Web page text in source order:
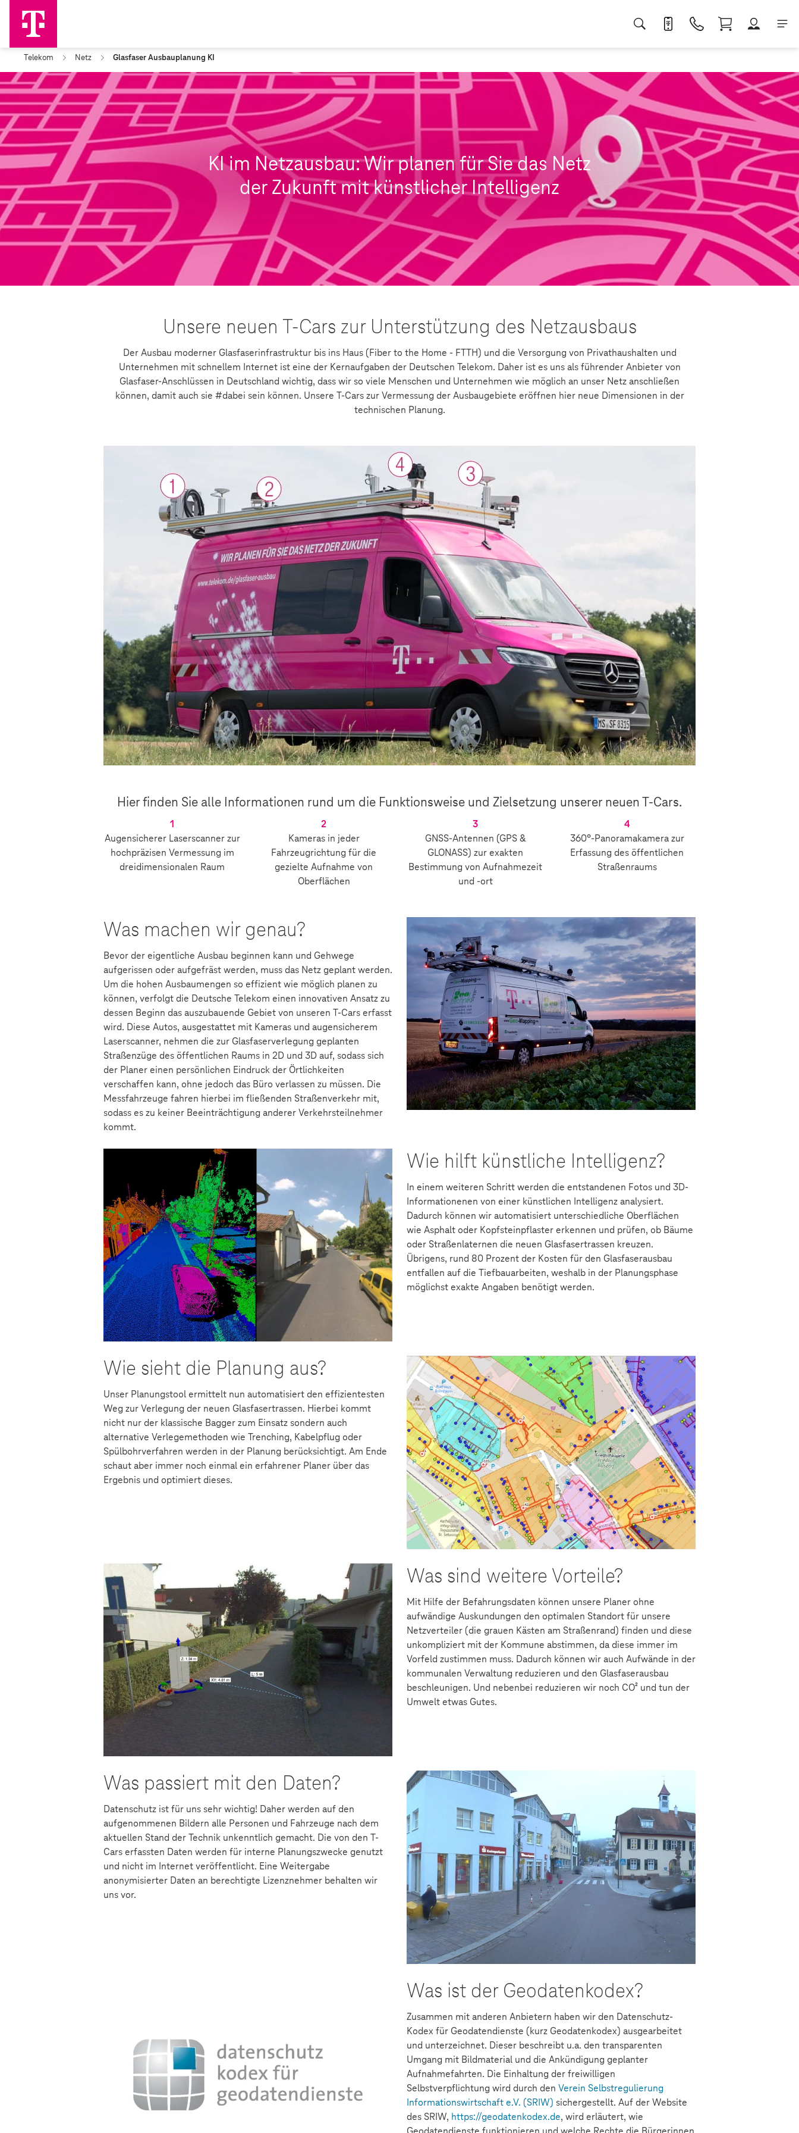
Telekom Netz Glasfaser Ausbauplanung KI
KI im Netzausbau: Wir planen für Sie das Netz
der Zukunft mit künstlicher Intelligenz
Unsere neuen T-Cars zur Unterstützung des Netzausbaus
Der Ausbau moderner Glasfaserinfrastruktur bis ins Haus (Fiber to the Home - FTTH) und die Versorgung von Privathaushalten und
Unternehmen mit schnellem Internet ist eine der Kernaufgaben der Deutschen Telekom. Daher ist es uns als führender Anbieter von
Glasfaser-Anschlüssen in Deutschland wichtig, dass wir so viele Menschen und Unternehmen wie möglich an unser Netz anschließen
können, damit auch sie #dabei sein können. Unsere T-Cars zur Vermessung der Ausbaugebiete eröffnen hier neue Dimensionen in der
technischen Planung.
Hier finden Sie alle Informationen rund um die Funktionsweise und Zielsetzung unserer neuen T-Cars.
1
Augensicherer Laserscanner zur
hochpräzisen Vermessung im
dreidimensionalen Raum
2
Kameras in jeder
Fahrzeugrichtung für die
gezielte Aufnahme von
Oberflächen
3
GNSS-Antennen (GPS &
GLONASS) zur exakten
Bestimmung von Aufnahmezeit
und -ort
4
360°-Panoramakamera zur
Erfassung des öffentlichen
Straßenraums
Was machen wir genau?
Bevor der eigentliche Ausbau beginnen kann und Gehwege
aufgerissen oder aufgefräst werden, muss das Netz geplant werden.
Um die hohen Ausbaumengen so effizient wie möglich planen zu
können, verfolgt die Deutsche Telekom einen innovativen Ansatz zu
dessen Beginn das auszubauende Gebiet von unseren T-Cars erfasst
wird. Diese Autos, ausgestattet mit Kameras und augensicherem
Laserscanner, nehmen die zur Glasfaserverlegung geplanten
Straßenzüge des öffentlichen Raums in 2D und 3D auf, sodass sich
der Planer einen persönlichen Eindruck der Örtlichkeiten
verschaffen kann, ohne jedoch das Büro verlassen zu müssen. Die
Messfahrzeuge fahren hierbei im fließenden Straßenverkehr mit,
sodass es zu keiner Beeinträchtigung anderer Verkehrsteilnehmer
kommt.
Wie hilft künstliche Intelligenz?
In einem weiteren Schritt werden die entstandenen Fotos und 3D-
Informationenen von einer künstlichen Intelligenz analysiert.
Dadurch können wir automatisiert unterschiedliche Oberflächen
wie Asphalt oder Kopfsteinpflaster erkennen und prüfen, ob Bäume
oder Straßenlaternen die neuen Glasfasertrassen kreuzen.
Übrigens, rund 80 Prozent der Kosten für den Glasfaserausbau
entfallen auf die Tiefbauarbeiten, weshalb in der Planungsphase
möglichst exakte Angaben benötigt werden.
Wie sieht die Planung aus?
Unser Planungstool ermittelt nun automatisiert den effizientesten
Weg zur Verlegung der neuen Glasfasertrassen. Hierbei kommt
nicht nur der klassische Bagger zum Einsatz sondern auch
alternative Verlegemethoden wie Trenching, Kabelpflug oder
Spülbohrverfahren werden in der Planung berücksichtigt. Am Ende
schaut aber immer noch einmal ein erfahrener Planer über das
Ergebnis und optimiert dieses.
Was sind weitere Vorteile?
Mit Hilfe der Befahrungsdaten können unsere Planer ohne
aufwändige Auskundungen den optimalen Standort für unsere
Netzverteiler (die grauen Kästen am Straßenrand) finden und diese
unkompliziert mit der Kommune abstimmen, da diese immer im
Vorfeld zustimmen muss. Dadurch können wir auch Aufwände in der
kommunalen Verwaltung reduzieren und den Glasfaserausbau
beschleunigen. Und nebenbei reduzieren wir noch CO² und tun der
Umwelt etwas Gutes.
Was passiert mit den Daten?
Datenschutz ist für uns sehr wichtig! Daher werden auf den
aufgenommenen Bildern alle Personen und Fahrzeuge nach dem
aktuellen Stand der Technik unkenntlich gemacht. Die von den T-
Cars erfassten Daten werden für interne Planungszwecke genutzt
und nicht im Internet veröffentlicht. Eine Weitergabe
anonymisierter Daten an berechtigte Lizenznehmer behalten wir
uns vor.
Was ist der Geodatenkodex?
Zusammen mit anderen Anbietern haben wir den Datenschutz-
Kodex für Geodatendienste (kurz Geodatenkodex) ausgearbeitet
und unterzeichnet. Dieser beschreibt u.a. den transparenten
Umgang mit Bildmaterial und die Ankündigung geplanter
Aufnahmefahrten. Die Einhaltung der freiwilligen
Selbstverpflichtung wird durch den Verein Selbstregulierung
Informationswirtschaft e.V. (SRIW) sichergestellt. Auf der Website
des SRIW, https://geodatenkodex.de, wird erläutert, wie